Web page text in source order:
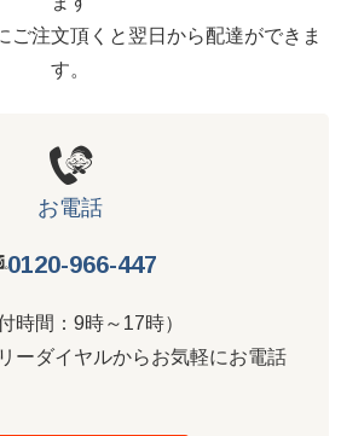
ご注文頂くと翌日から配達ができま
す。
お電話
0120-966-447
時間：9時～17時）
ーダイヤルからお気軽にお電話